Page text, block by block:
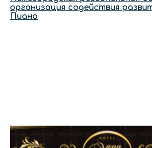
организация содействия
Пиано